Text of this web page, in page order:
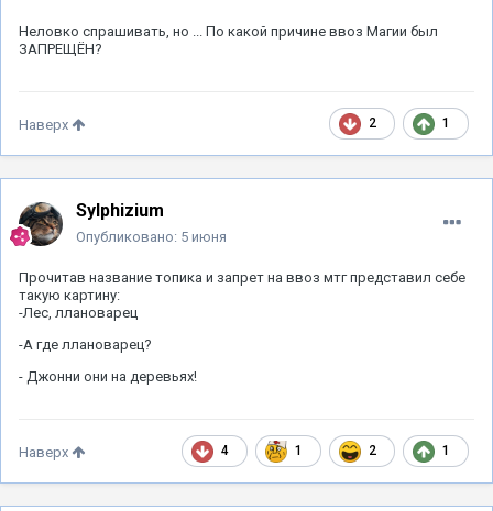
Неловко спрашивать, но ... По какой причине ввоз Магии был
ЗАПРЕЩЁН?
2 1
Наверх
Sylphizium
Опубликовано: 5 июня
Прочитав название топика и запрет на ввоз мтг представил себе
такую картину:
-Лес, ллановарец
-А где ллановарец?
- Джонни они на деревьях!
4 1 2 1
Наверх